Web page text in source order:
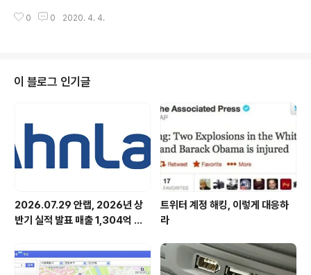
템’. 영화에서만 나오던 저런 일들이 현실이 된다면 어떨까
력 발전 뿐 아니라 전력 생산, 댐 운영, 가스 설비 등 국가 기
반 시설의 대부분을 유사한 시스템으로 운영하고 있어 이
란의 사태가 그저 주시하고 있을 남의 나라 이야기가 결코
아닌 상황입니다. 2. 안철수연구소가 29일 교육과학기술
부(장관 이주호)와 한국연구재단(이사장 직무대행 김병국)
이 수여하는 ‘2..
0 0 2020. 4. 4.
이 블로그 인기글
2026.07.29 안랩, 2026년 상
반기 실적 발표 매출 1,304억 원,
트위터 계정 해킹, 이렇게 대응하
라